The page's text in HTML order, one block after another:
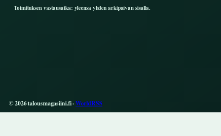
Toimituksen vastausaika: yleensa yhden arkipaivan sisalla.
© 2026 talousmagasiini.fi ·WorldRSS